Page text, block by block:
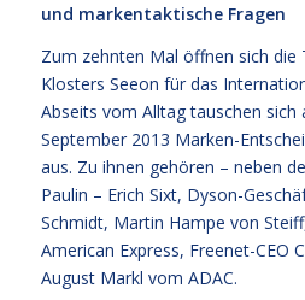
und markentaktische Fragen
Zum zehnten Mal öffnen sich die
Klosters Seeon für das
Abseits vom Alltag tauschen sich
September 2013 Marken-
aus. Zu ihnen gehören – neben
Paulin – Erich Sixt, Dyson-
Schmidt, Martin Hampe von
American Express, Freenet-CEO
August Markl vom ADAC.